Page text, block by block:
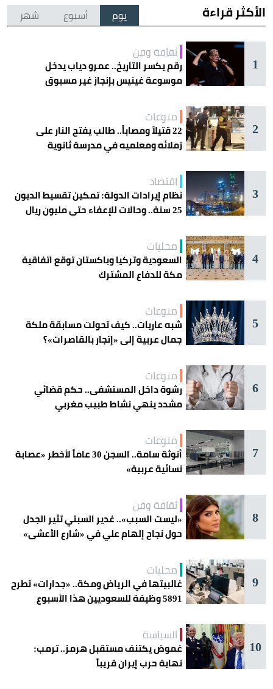
الأكثر قراءة يوم أسبوع شهر
1
ثقافة وفن
رقم يكسر التاريخ.. عمرو دياب يدخل
موسوعة غينيس بإنجاز غير مسبوق
2
منوعات
22 قتيلاً ومصاباً.. طالب يفتح النار على
زملائه ومعلميه في مدرسة ثانوية
3
اقتصاد
نظام إيرادات الدولة: تمكين تقسيط الديون
25 سنة.. وحالات للإعفاء حتى مليون ريال
4
محليات
السعودية وتركيا وباكستان توقع اتفاقية
مكة للدفاع المشترك
5
منوعات
شبه عاريات.. كيف تحولت مسابقة ملكة
جمال عربية إلى «إتجار بالقاصرات»؟
6
منوعات
رشوة داخل المستشفى.. حكم قضائي
مشدد ينهي نشاط طبيب مغربي
7
منوعات
أنوثة سامة.. السجن 30 عاماً لأخطر «عصابة
نسائية عربية»
8
ثقافة وفن
«ليست السبب».. غدير السبتي تثير الجدل
حول نجاح إلهام علي في «شارع الأعشى»
9
محليات
غالبيتها في الرياض ومكة.. «جدارات» تطرح
5891 وظيفة للسعوديين هذا الأسبوع
10
السياسة
غموض يكتنف مستقبل هرمز.. ترمب:
نهاية حرب إيران قريباً